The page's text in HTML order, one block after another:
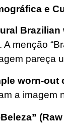
e
Brazilian
menção
pareça
worn-out
a